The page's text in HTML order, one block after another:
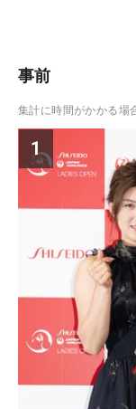
事前
集計に時間がかかる場
1